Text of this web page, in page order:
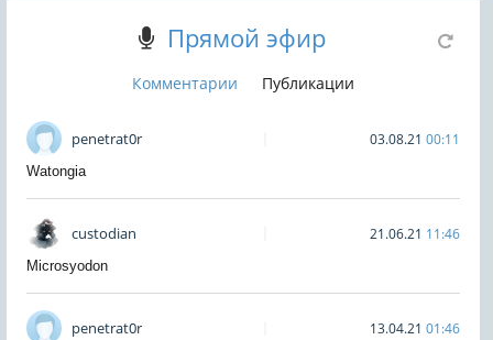
Прямой эфир
Комментарии Публикации
penetrat0r 03.08.21 00:11
Watongia
custodian 21.06.21 11:46
Microsyodon
penetrat0r 13.04.21 01:46